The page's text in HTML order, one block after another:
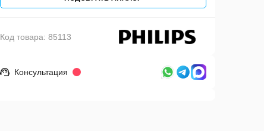
Код товара: 85113
Консультация